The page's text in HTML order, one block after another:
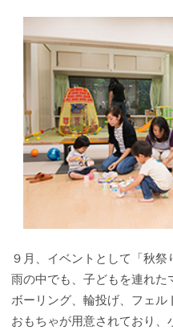
９月、イベントとして「秋
雨の中でも、子どもを連れた
ボーリング、輪投げ、フェ
おもちゃが用意されており、